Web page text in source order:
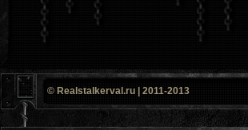
© Realstalkerval.ru | 2011-2013